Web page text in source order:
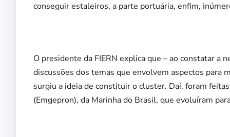
conseguir estaleiros, a parte portuária, enfim,
O presidente da FIERN explica que – ao constatar a
discussões dos temas que envolvem aspectos para
surgiu a ideia de constituir o cluster. Daí, foram
(Emgepron), da Marinha do Brasil, que evoluíram